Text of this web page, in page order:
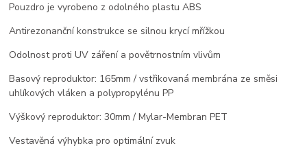
Pouzdro je vyrobeno z odolného plastu ABS
Antirezonanční konstrukce se silnou krycí mřížkou
Odolnost proti UV záření a povětrnostním vlivům
Basový reproduktor: 165mm / vstřikovaná membrána ze směsi
uhlíkových vláken a polypropylénu PP
Výškový reproduktor: 30mm / Mylar-Membran PET
Vestavěná výhybka pro optimální zvuk